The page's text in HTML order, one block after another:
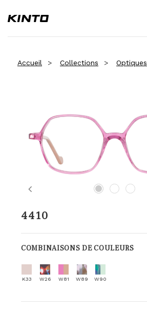
Accueil Collections Optiques
Previous
4410
COMBINAISONS DE COULEURS
K33 W26 W81 W89 W90